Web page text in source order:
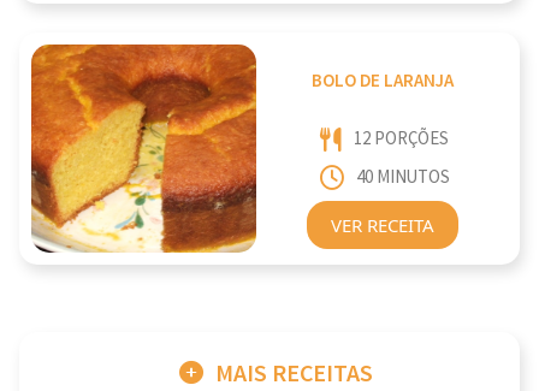
BOLO DE LARANJA
12 PORÇÕES
40 MINUTOS
VER RECEITA
MAIS RECEITAS